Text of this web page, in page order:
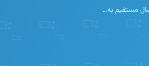
مستقیم به…